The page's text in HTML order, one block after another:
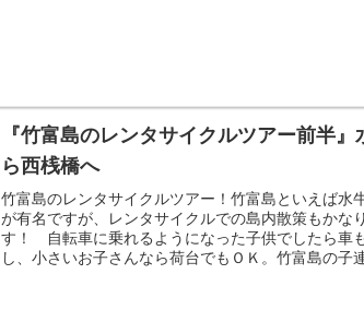
『竹富島のレンタサイクルツアー前半
ら西桟橋へ
竹富島のレンタサイクルツアー！竹富島といえば水
が有名ですが、レンタサイクルでの島内散策もかな
す！ 自転車に乗れるようになった子供でしたら車
し、小さいお子さんなら荷台でもＯＫ。竹富島の子